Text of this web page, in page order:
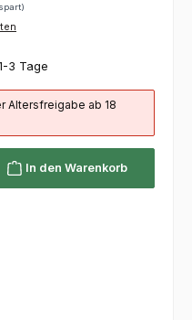
3 Tage
Altersfreigabe ab 18
In den Warenkorb